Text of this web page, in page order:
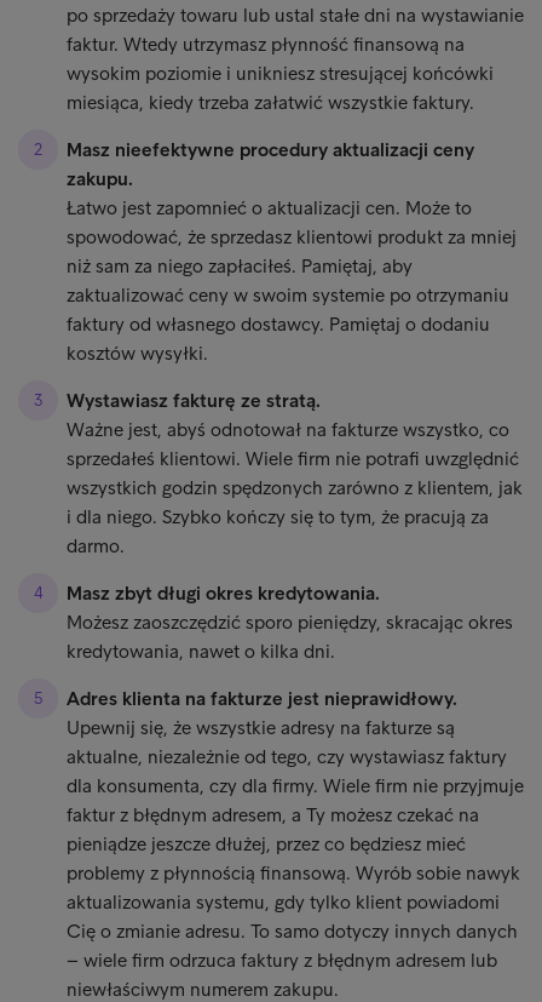
po sprzedaży towaru lub ustal stałe dni na wystawianie
faktur. Wtedy utrzymasz płynność finansową na
wysokim poziomie i unikniesz stresującej końcówki
miesiąca, kiedy trzeba załatwić wszystkie faktury.
Masz nieefektywne procedury aktualizacji ceny
zakupu.
Łatwo jest zapomnieć o aktualizacji cen. Może to
spowodować, że sprzedasz klientowi produkt za mniej
niż sam za niego zapłaciłeś. Pamiętaj, aby
zaktualizować ceny w swoim systemie po otrzymaniu
faktury od własnego dostawcy. Pamiętaj o dodaniu
kosztów wysyłki.
Wystawiasz fakturę ze stratą.
Ważne jest, abyś odnotował na fakturze wszystko, co
sprzedałeś klientowi. Wiele firm nie potrafi uwzględnić
wszystkich godzin spędzonych zarówno z klientem, jak
i dla niego. Szybko kończy się to tym, że pracują za
darmo.
Masz zbyt długi okres kredytowania.
Możesz zaoszczędzić sporo pieniędzy, skracając okres
kredytowania, nawet o kilka dni.
Adres klienta na fakturze jest nieprawidłowy.
Upewnij się, że wszystkie adresy na fakturze są
aktualne, niezależnie od tego, czy wystawiasz faktury
dla konsumenta, czy dla firmy. Wiele firm nie przyjmuje
faktur z błędnym adresem, a Ty możesz czekać na
pieniądze jeszcze dłużej, przez co będziesz mieć
problemy z płynnością finansową. Wyrób sobie nawyk
aktualizowania systemu, gdy tylko klient powiadomi
Cię o zmianie adresu. To samo dotyczy innych danych
– wiele firm odrzuca faktury z błędnym adresem lub
niewłaściwym numerem zakupu.